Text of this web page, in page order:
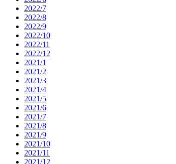
2022/7
2022/8
2022/9
2022/10
2022/11
2022/12
2021/1
2021/2
2021/3
2021/4
2021/5
2021/6
2021/7
2021/8
2021/9
2021/10
2021/11
2021/12